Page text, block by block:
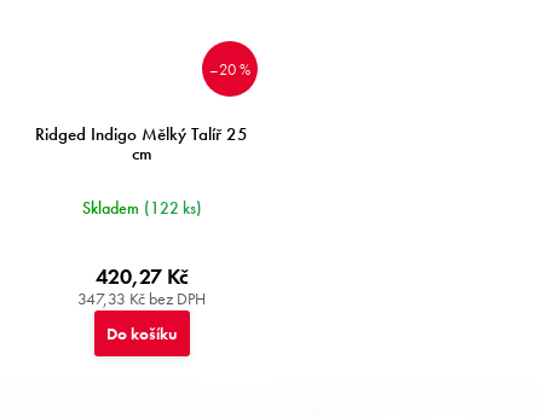
–20 %
Ridged Indigo Mělký Talíř 25
cm
Skladem (122 ks)
347,33 Kč bez DPH
420,27 Kč
Do košíku